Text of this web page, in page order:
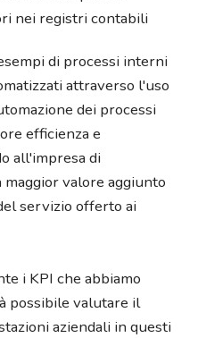
nei registri contabili
di processi interni
attraverso l'uso
dei processi
efficienza e
all'impresa di
valore aggiunto
servizio offerto ai
i KPI che abbiamo
possibile valutare il
aziendali in questi